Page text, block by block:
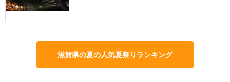
滋賀県の夏の人気夏祭りランキング